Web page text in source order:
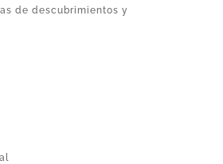
de descubrimientos y